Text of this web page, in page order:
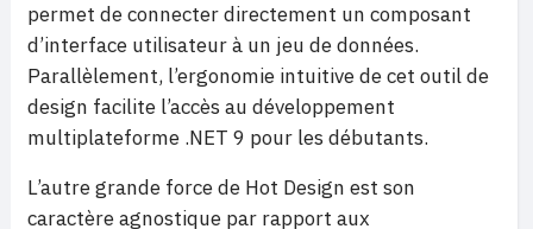
permet de connecter directement un composant
d’interface utilisateur à un jeu de données.
Parallèlement, l’ergonomie intuitive de cet outil de
design facilite l’accès au développement
multiplateforme .NET 9 pour les débutants.
L’autre grande force de Hot Design est son
caractère agnostique par rapport aux